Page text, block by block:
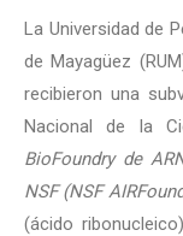
La Universidad de
de Mayagüez
recibieron una
Nacional de la
BioFoundry de
NSF (NSF
(ácido